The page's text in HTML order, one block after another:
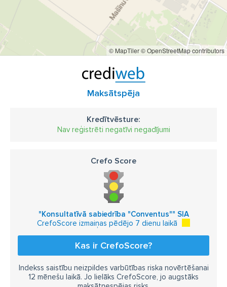
© MapTiler© OpenStreetMap contributors
Maksātspēja
Kredītvēsture:
Nav reģistrēti negatīvi negadījumi
Crefo Score
"Konsultatīvā sabiedrība "Conventus"" SIA
CrefoScore izmaiņas pēdējo 7 dienu laikā
Kas ir CrefoScore?
Indekss saistību neizpildes varbūtības riska novērtēšanai
12 mēnešu laikā. Jo lielāks CrefoScore, jo augstāks